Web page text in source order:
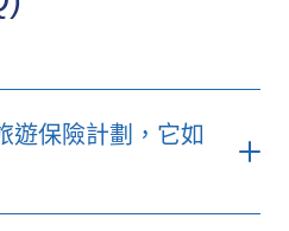
遊保險計劃，它如